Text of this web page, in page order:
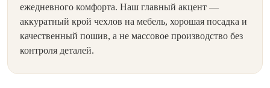
ежедневного комфорта. Наш главный акцент —
аккуратный крой чехлов на мебель, хорошая посадка и
качественный пошив, а не массовое производство без
контроля деталей.